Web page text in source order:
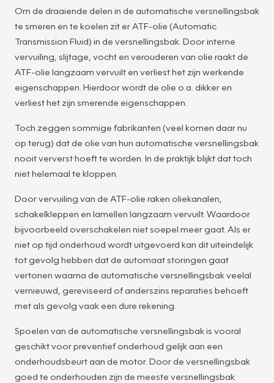
Om de draaiende delen in de automatische versnellingsbak
te smeren en te koelen zit er ATF-olie (Automatic
Transmission Fluid) in de versnellingsbak. Door interne
vervuiling, slijtage, vocht en verouderen van olie raakt de
ATF-olie langzaam vervuilt en verliest het zijn werkende
eigenschappen. Hierdoor wordt de olie o.a. dikker en
verliest het zijn smerende eigenschappen.
Toch zeggen sommige fabrikanten (veel komen daar nu
op terug) dat de olie van hun automatische versnellingsbak
nooit ververst hoeft te worden. In de praktijk blijkt dat toch
niet helemaal te kloppen.
Door vervuiling van de ATF-olie raken oliekanalen,
schakelkleppen en lamellen langzaam vervuilt. Waardoor
bijvoorbeeld overschakelen niet soepel meer gaat. Als er
niet op tijd onderhoud wordt uitgevoerd kan dit uiteindelijk
tot gevolg hebben dat de automaat storingen gaat
vertonen waarna de automatische versnellingsbak veelal
vernieuwd, gereviseerd of anderszins reparaties behoeft
met als gevolg vaak een dure rekening.
Spoelen van de automatische versnellingsbak is vooral
geschikt voor preventief onderhoud gelijk aan een
onderhoudsbeurt aan de motor. Door de versnellingsbak
goed te onderhouden zijn de meeste versnellingsbak